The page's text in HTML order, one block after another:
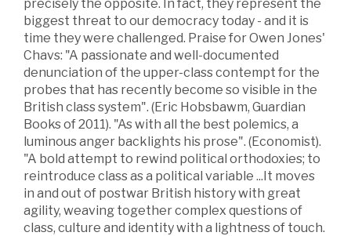
precisely the opposite. In fact, they represent the
biggest threat to our democracy today - and it is
time they were challenged. Praise for Owen Jones'
Chavs: "A passionate and well-documented
denunciation of the upper-class contempt for the
probes that has recently become so visible in the
British class system". (Eric Hobsbawm, Guardian
Books of 2011). "As with all the best polemics, a
luminous anger backlights his prose". (Economist).
"A bold attempt to rewind political orthodoxies; to
reintroduce class as a political variable ...It moves
in and out of postwar British history with great
agility, weaving together complex questions of
class, culture and identity with a lightness of touch.